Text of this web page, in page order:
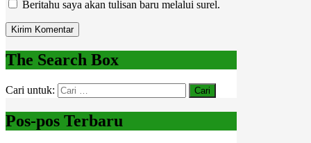
Beritahu saya akan tulisan baru melalui surel.
The Search Box
Cari untuk:
Pos-pos Terbaru